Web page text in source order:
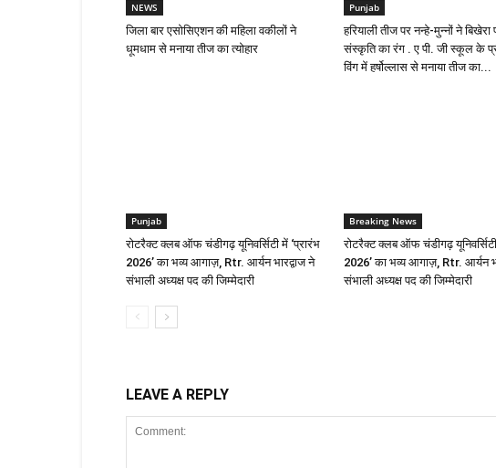
NEWS
जिला बार एसोसिएशन की महिला वकीलों ने
धूमधाम से मनाया तीज का त्योहार
Punjab
हरियाली तीज पर नन्हे-मुन्नों ने बिखेरा
संस्कृति का रंग . ए पी. जी स्कूल के
विंग में हर्षोल्लास से मनाया तीज का...
Punjab
रोटरैक्ट क्लब ऑफ चंडीगढ़ यूनिवर्सिटी में ‘प्रारंभ
2026’ का भव्य आगाज़, Rtr. आर्यन भारद्वाज ने
संभाली अध्यक्ष पद की जिम्मेदारी
Breaking News
रोटरैक्ट क्लब ऑफ चंडीगढ़
2026’ का भव्य आगाज़, Rtr. आर्यन
संभाली अध्यक्ष पद की जिम्मेदारी
LEAVE A REPLY